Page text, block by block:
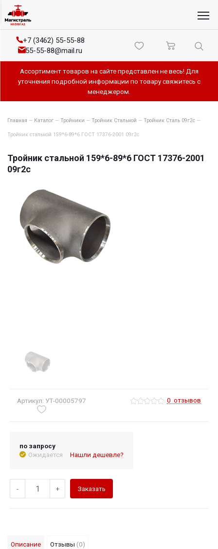
+7 (3462) 55-55-88
55-55-88@mail.ru
Ассортимент товаров на сайте представлен не весь! Для
уточнения подробной информации по товару свяжитесь с
менеджером.
Главная — Каталог — Тройники — Тройник Стальной — Тройник Сталь 09г2с —
Тройник стальной 159*6-89*6 ГОСТ 17376-2001 09г2с
Тройник стальной 159*6-89*6 ГОСТ 17376-2001
09г2с
Артикул: УТ-00005797 0 отзывов
по запросу
Ожидается
Нашли дешевле?
- + Заказать
Описание Отзывы (0)